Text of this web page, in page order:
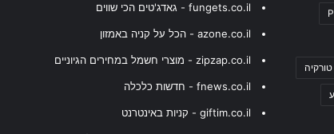
טורקיה
fungets.co.il - גאדג'טים הכי שווים
azone.co.il - הכל על קניה באמזון
zipzap.co.il - מוצרי חשמל במחירים הגיוניים
fnews.co.il - חדשות כלכלה
giftim.co.il - קניות באינטרנט